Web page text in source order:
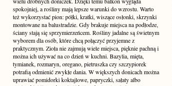
spokojniej, a rośliny mają lepsze warunki do wzrostu. Warto
też wykorzystać pion: półki, kratki, wiszące osłonki, skrzynki
montowane na balustradzie. Gdy brakuje miejsca na podłodze,
ściany stają się sprzymierzeńcem. Rośliny jadalne są świetnym
wyborem dla osób, które chcą połączyć przyjemne z
praktycznym. Zioła nie zajmują wiele miejsca, pięknie pachną i
można ich używać na co dzień w kuchni. Bazylia, mięta,
tymianek, rozmaryn, oregano, pietruszka czy szczypiorek
potrafią odmienić zwykłe dania. W większych donicach można
uprawiać pomidorki koktajlowe, papryczki, sałaty albo